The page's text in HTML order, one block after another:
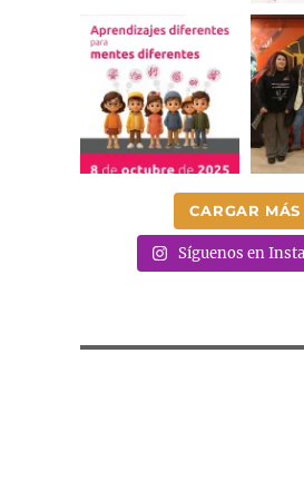
CARGAR MÁS
Síguenos en